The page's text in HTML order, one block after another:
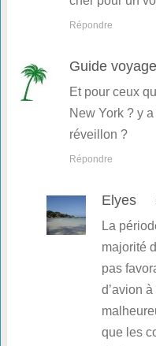
Répondre
Guide voyage
Et pour ceux
New York ? y
réveillon ?
Répondre
Elyes
La
majorité
pas
d’avion
que les